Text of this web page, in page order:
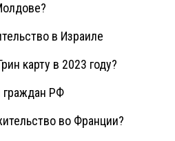
в Израиле
карту в 2023 году?
РФ
во Франции?